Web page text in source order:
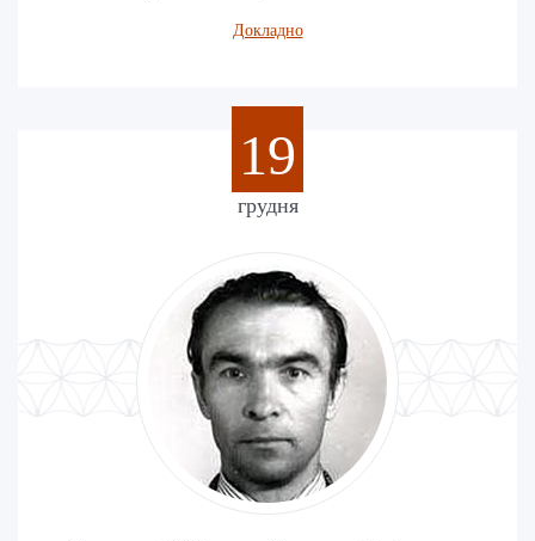
Докладно
19
грудня